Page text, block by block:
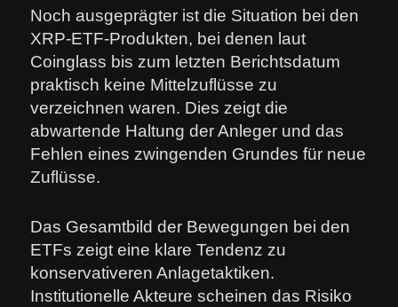
Noch ausgeprägter ist die Situation bei den
XRP-ETF-Produkten, bei denen laut
Coinglass bis zum letzten Berichtsdatum
praktisch keine Mittelzuflüsse zu
verzeichnen waren. Dies zeigt die
abwartende Haltung der Anleger und das
Fehlen eines zwingenden Grundes für neue
Zuflüsse.
Das Gesamtbild der Bewegungen bei den
ETFs zeigt eine klare Tendenz zu
konservativeren Anlagetaktiken.
Institutionelle Akteure scheinen das Risiko